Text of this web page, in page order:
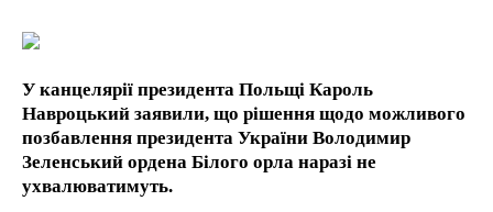
У канцелярії президента Польщі Кароль
Навроцький заявили, що рішення щодо можливого
позбавлення президента України Володимир
Зеленський ордена Білого орла наразі не
ухвалюватимуть.